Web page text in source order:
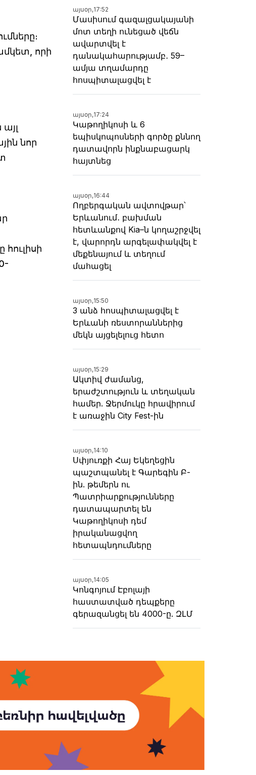
որի
նոր
այսօր,17:52
Մասիսում գազալցակայանի
մոտ տեղի ունեցած վեճն
ավարտվել է
դանակահարությամբ․ 59–
ամյա տղամարդը
հոսպիտալացվել է
այսօր,17:24
Կաթողիկոսի և 6
եպիսկոպոսների գործը քննող
դատավորն ինքնաբացարկ
հայտնեց
այսօր,16:44
Ողբերգական ավտովթար՝
Երևանում․ բախման
հետևանքով Kia–ն կողաշրջվել
է, վարորդն արգելափակվել է
մեքենայում և տեղում
մահացել
այսօր,15:50
3 անձ հոսպիտալացվել է
Երևանի ռեստորաններից
մեկն այցելելուց հետո
այսօր,15:29
Ակտիվ ժամանց,
երաժշտություն և տեղական
համեր. Ջերմուկը հրավիրում
է առաջին City Fest-ին
այսօր,14:10
Սփյուռքի Հայ Եկեղեցին
պաշտպանել է Գարեգին Բ-
ին. թեմերն ու
Պատրիարքությունները
դատապարտել են
Կաթողիկոսի դեմ
իրականացվող
հետապնդումները
այսօր,14:05
Կոնգոյում Էբոլայի
հաստատված դեպքերը
գերազանցել են 4000-ը. ԶԼՄ